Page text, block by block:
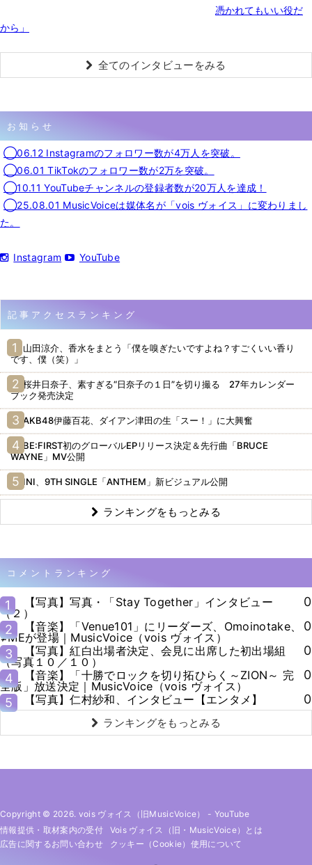
憑かれてもいい役だ
から」
全てのインタビューをみる
お知らせ
◯06.12 Instagramのフォロワー数が4万人を突破。
◯06.01 TikTokのフォロワー数が2万を突破。
◯10.11 YouTubeチャンネルの登録者数が20万人を達成！
◯25.08.01 MusicVoiceは媒体名が「vois ヴォイス」に変わりまし
た。
Instagram YouTube
記事アクセスランキング
山田涼介、香水をまとう「僕を嗅ぎたいですよね？すごくいい香り
です、僕（笑）」
桜井日奈子、素すぎる“日奈子の１日”を切り撮る 27年カレンダー
ブック発売決定
AKB48伊藤百花、ダイアン津田の生「スー！」に大興奮
BE:FIRST初のグローバルEPリリース決定＆先行曲「BRUCE
WAYNE」MV公開
INI、9TH SINGLE「ANTHEM」新ビジュアル公開
ランキングをもっとみる
コメントランキング
1
【写真】写真・「Stay Together」インタビュー
（２）
0
2
【音楽】「Venue101」にリーダーズ、Omoinotake、
≠MEが登場｜MusicVoice（vois ヴォイス）
0
3
【写真】紅白出場者決定、会見に出席した初出場組
（写真１０／１０）
0
4
【音楽】「十勝でロックを切り拓ひらく～ZION～ 完
全版」放送決定｜MusicVoice（vois ヴォイス）
0
5
【写真】仁村紗和、インタビュー【エンタメ】 0
ランキングをもっとみる
Copyright © 2026. vois ヴォイス（旧MusicVoice） - YouTube
情報提供・取材案内の受付
Vois ヴォイス（旧・MusicVoice）とは
広告に関するお問い合わせ
クッキー（cookie）使用について